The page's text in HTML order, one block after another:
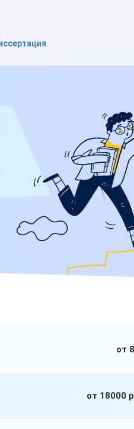
от
от 18000